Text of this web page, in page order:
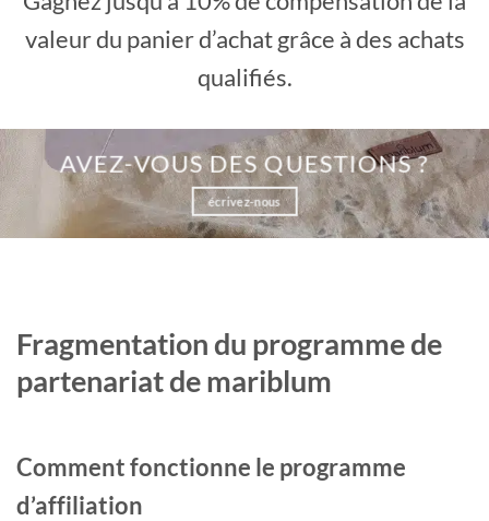
valeur du panier d’achat grâce à des achats
qualifiés.
AVEZ-VOUS DES QUESTIONS ?
écrivez-nous
Fragmentation du programme de
partenariat de mariblum
Comment fonctionne le programme
d’affiliation